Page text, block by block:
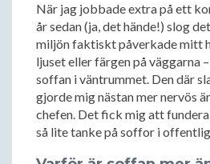
När jag jobbade extra på ett
år sedan (ja, det hände!) slog
miljön faktiskt påverkade mitt
ljuset eller färgen på väggarna
soffan i väntrummet. Den där
gjorde mig nästan mer nervös
chefen. Det fick mig att
så lite tanke på soffor i